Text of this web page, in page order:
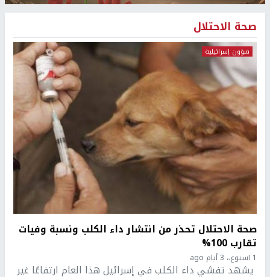
صحة الاحتلال
شؤون إسرائيلية
صحة الاحتلال تحذر من انتشار داء الكلب ونسبة وفيات
تقارب 100%
1 اسبوع.، 3 أيام ago
يشهد تفشي داء الكلب في إسرائيل هذا العام ارتفاعًا غير